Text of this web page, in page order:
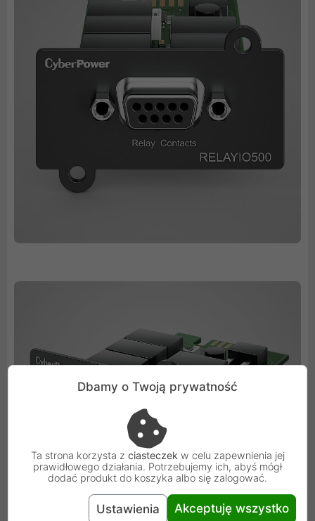
Dbamy o Twoją prywatność
Ta strona korzysta z ciasteczek w celu zapewnienia jej
prawidłowego działania. Potrzebujemy ich, abyś mógł
dodać produkt do koszyka albo się zalogować.
Ustawienia Akceptuję wszystko